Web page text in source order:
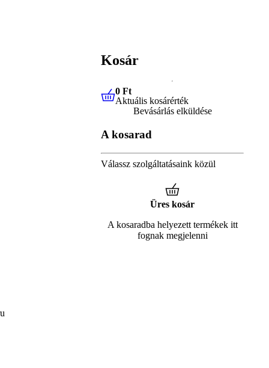
Kosár
0 FtAktuális kosárérték
0 Ft
Aktuális kosárérték
Bevásárlás elküldése
A kosarad
Válassz szolgáltatásaink közül
Üres kosár
A kosaradba helyezett termékek itt
fognak megjelenni